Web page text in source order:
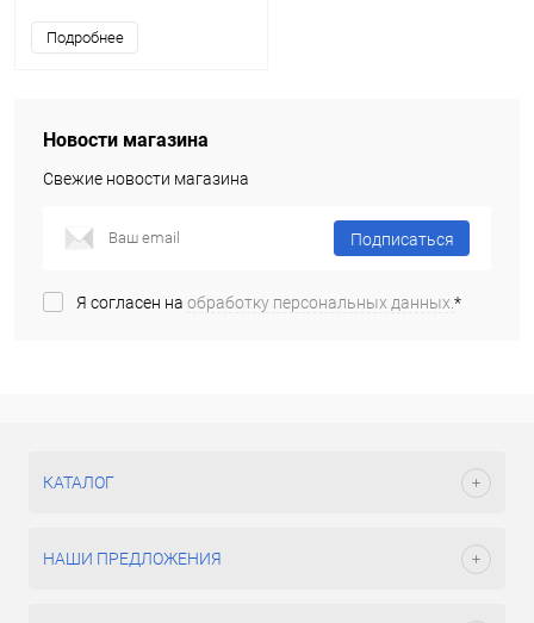
Подробнее
Новости магазина
Свежие новости магазина
Подписаться
Я согласен на обработку персональных данных.*
КАТАЛОГ
НАШИ ПРЕДЛОЖЕНИЯ